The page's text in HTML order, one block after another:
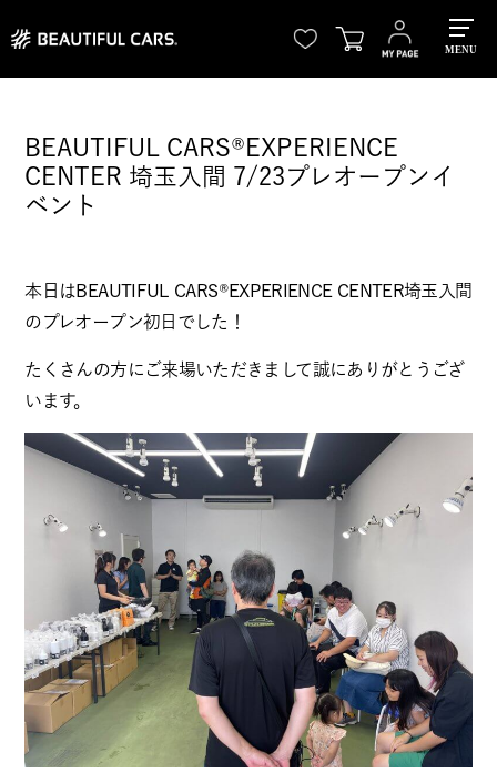
MENU
BEAUTIFUL CARS®︎EXPERIENCE
CENTER 埼玉入間 7/23プレオープンイ
ベント
本日はBEAUTIFUL CARS®︎EXPERIENCE CENTER埼玉入間
のプレオープン初日でした！
たくさんの方にご来場いただきまして誠にありがとうござ
います。